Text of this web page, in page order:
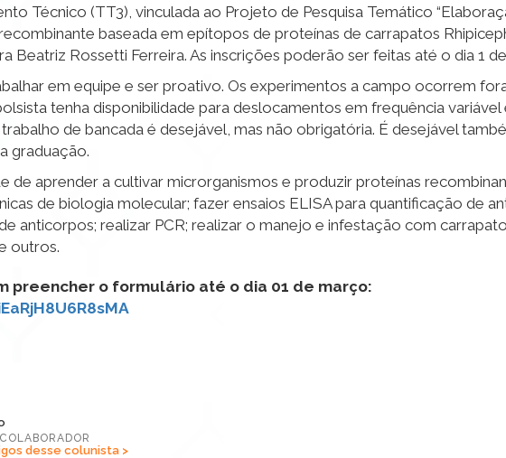
Técnico (TT3), vinculada ao Projeto de Pesquisa Temático
baseada em epítopos de proteínas de carrapatos
Beatriz Rossetti Ferreira. As inscrições poderão ser feitas até o dia 1
em equipe e ser proativo. Os experimentos a campo ocorrem
tenha disponibilidade para deslocamentos em frequência
de bancada é desejável, mas não obrigatória. É desejável
graduação.
de aprender a cultivar microrganismos e produzir proteínas
de biologia molecular; fazer ensaios ELISA para quantificação de
anticorpos; realizar PCR; realizar o manejo e infestação com
outros.
preencher o formulário até o dia 01 de março:
desse colunista >